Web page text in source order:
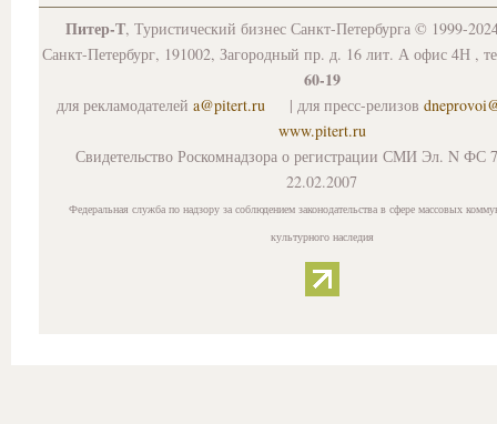
Питер-Т, Туристический бизнес Санкт-Петербурга © 1999-
Санкт-Петербург, 191002, Загородный пр. д. 16 лит. А офис 4Н ,
60-19
для рекламодателей a@pitert.ru | для пресс-релизов
www.pitert.ru
Свидетельство Роскомнадзора о регистрации СМИ Эл. N ФС
22.02.2007
Федеральная служба по надзору за соблюдением законодательства в сфере массовых
культурного наследия